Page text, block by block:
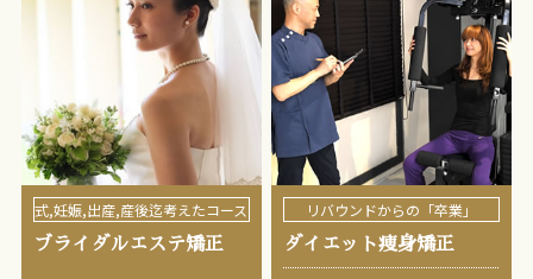
式,妊娠,出産,産後迄考えたコース
ブライダルエステ矯正
リバウンドからの「卒業」
ダイエット痩身矯正